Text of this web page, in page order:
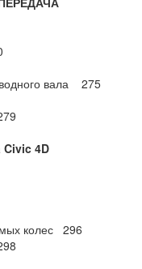
вала 275
4D
колес 296